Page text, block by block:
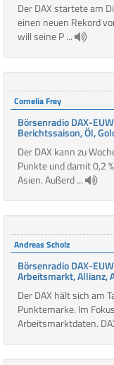
Der DAX startete am
einen neuen Rekord
will seine P ...
Cornelia Frey
Börsenradio DAX-
Berichtssaison, Öl,
Der DAX kann zu
Punkte und damit 0,2
Asien. Außerd ...
Andreas Scholz
Börsenradio DAX-
Arbeitsmarkt, Allianz,
Der DAX hält sich am
Punktemarke. Im
Arbeitsmarktdaten.